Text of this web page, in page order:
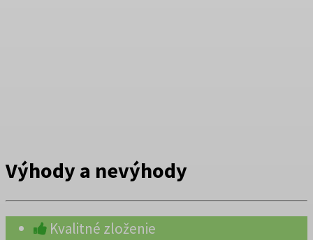
Výhody a nevýhody
Kvalitné zloženie